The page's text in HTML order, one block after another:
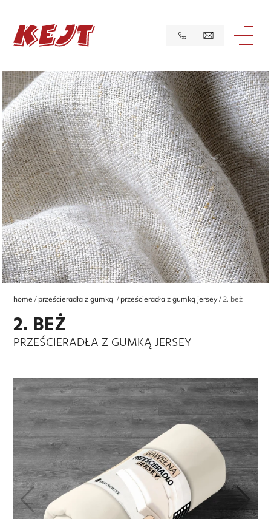
home prześcieradła z gumką prześcieradła z gumką jersey 2. beż
2. BEŻ
PRZEŚCIERADŁA Z GUMKĄ JERSEY